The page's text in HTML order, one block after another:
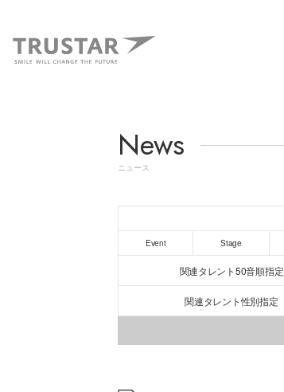
News
ニュース
Event Stage
関連タレント50音順指定
関連タレント性別指定